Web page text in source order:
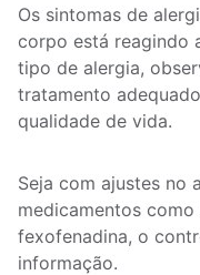
Os sintomas de
corpo está reagindo
tipo de alergia,
tratamento
qualidade de vida.
Seja com ajustes no
medicamentos
fexofenadina, o
informação.